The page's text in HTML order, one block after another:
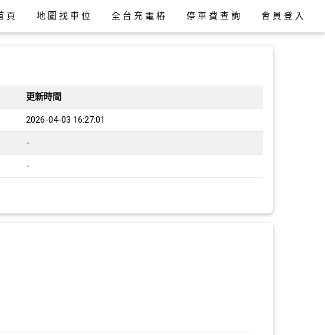
頁 地圖找車位 全台充電樁 停車費查詢 會員登入
更新時間
2026-04-03 16:27:01
-
-